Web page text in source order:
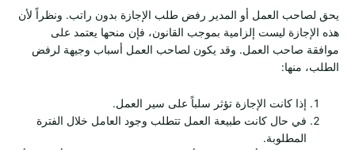
يحق لصاحب العمل أو المدير رفض طلب الإجازة بدون راتب. ونظراً لأن
هذه الإجازة ليست إلزامية بموجب القانون، فإن منحها يعتمد على
موافقة صاحب العمل. وقد يكون لصاحب العمل أسباب وجيهة لرفض
الطلب، منها:
إذا كانت الإجازة تؤثر سلباً على سير العمل.
في حال كانت طبيعة العمل تتطلب وجود العامل خلال الفترة
المطلوبة.